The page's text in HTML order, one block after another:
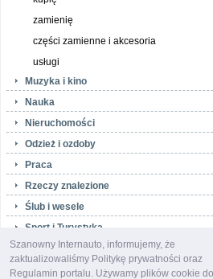
Szanowny Internauto, informujemy, że
zaktualizowaliśmy Politykę prywatności oraz
Regulamin portalu. Używamy plików cookie do
zamienię
części zamienne i akcesoria
usługi
Muzyka i kino
Nauka
Nieruchomości
Odzież i ozdoby
Praca
Rzeczy znalezione
Ślub i wesele
Sport i Turystyka
Telefony i akcesoria
Towarzyskie